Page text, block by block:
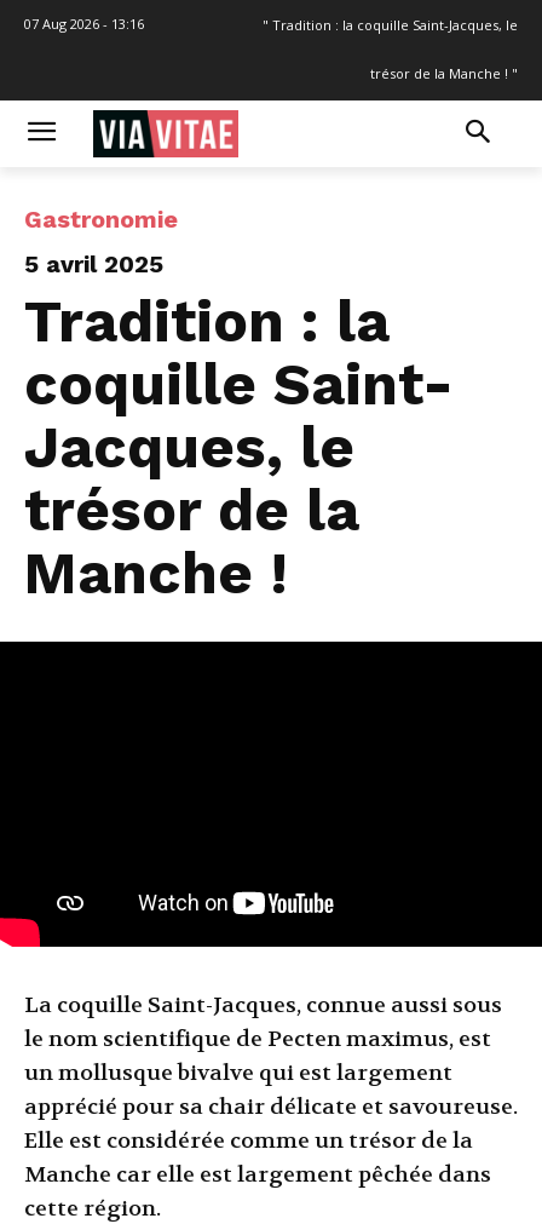
07 Aug 2026 - 13:16 " Tradition : la coquille Saint-Jacques, le
trésor de la Manche ! "
Gastronomie
5 avril 2025
Tradition : la
coquille Saint-
Jacques, le
trésor de la
Manche !
La coquille Saint-Jacques, connue aussi sous
le nom scientifique de Pecten maximus, est
un mollusque bivalve qui est largement
apprécié pour sa chair délicate et savoureuse.
Elle est considérée comme un trésor de la
Manche car elle est largement pêchée dans
cette région.